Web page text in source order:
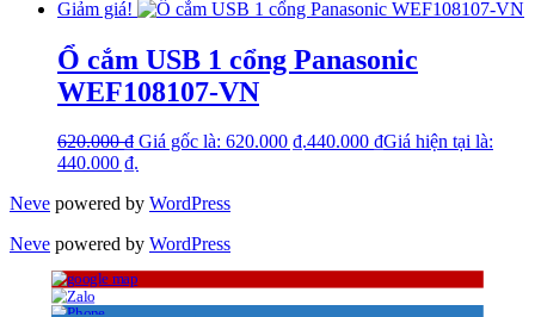
Giảm giá!
Ổ cắm USB 1 cổng Panasonic
WEF108107-VN
620.000₫ Giá gốc là: 620.000 ₫.440.000 ₫Giá hiện tại là:
440.000 ₫.
Neve powered by WordPress
Neve powered by WordPress